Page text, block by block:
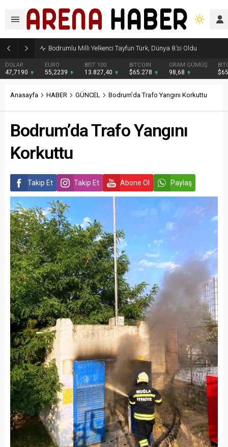
Bodrumlu Milli Yelkenci Tayfun Türk, Dünya 8.’si Oldu
DOLAR
47,7190
EURO
55,2239
BIST 100
13.827,40
BITCOIN
$65.278
GRAM GÜMÜŞ
98,68
Anasayfa HABER GÜNCEL Bodrum’da Trafo Yangını Korkuttu
Bodrum’da Trafo Yangını
Korkuttu
Takip Et Takip Et Abone Ol Paylaş